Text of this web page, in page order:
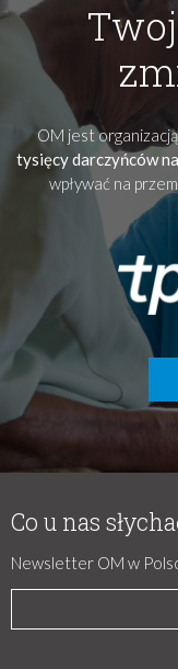
OM jest
tysięcy darczyńców
wpływać na
Co u nas
Newsletter OM w